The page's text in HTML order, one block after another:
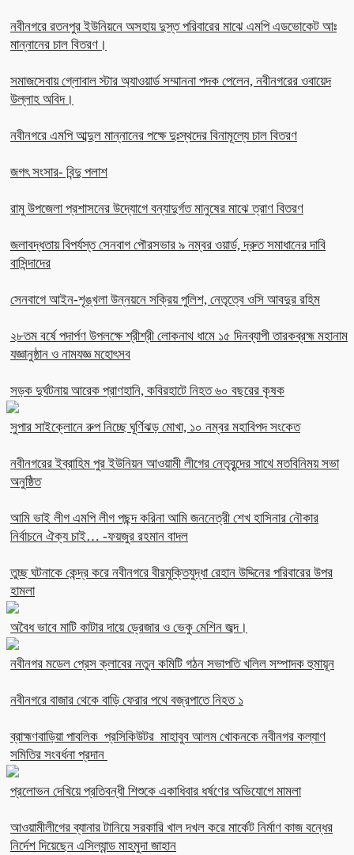
নবীনগরে রতনপুর ইউনিয়নে অসহায় দুস্ত পরিবারের মাঝে এমপি এডভোকেট আঃ
মান্নানের চাল বিতরণ।
সমাজসেবায় গ্লোবাল স্টার অ্যাওয়ার্ড সম্মাননা পদক পেলেন, নবীনগরের ওবায়েদ
উল্লাহ অবিদ।
নবীনগরে এমপি আব্দুল মান্নানের পক্ষে দুঃস্থদের বিনামূল্যে চাল বিতরণ
জগৎ সংসার- বিন্দু পলাশ
রামু উপজেলা প্রশাসনের উদ্যোগে বন্যাদুর্গত মানুষের মাঝে ত্রাণ বিতরণ
জলাবদ্ধতায় বিপর্যস্ত সেনবাগ পৌরসভার ৯ নম্বর ওয়ার্ড, দ্রুত সমাধানের দাবি
বাসিন্দাদের
সেনবাগে আইন-শৃঙ্খলা উন্নয়নে সক্রিয় পুলিশ, নেতৃত্বে ওসি আবদুর রহিম
২৮তম বর্ষে পদার্পণ উপলক্ষে শ্রীশ্রী লোকনাথ ধামে ১৫ দিনব্যাপী তারকব্রহ্ম মহানাম
যজ্ঞানুষ্ঠান ও নামযজ্ঞ মহোৎসব
সড়ক দুর্ঘটনায় আরেক প্রাণহানি, কবিরহাটে নিহত ৬০ বছরের কৃষক
সুপার সাইক্লোনে রুপ নিচ্ছে ঘূর্ণিঝড় মোখা, ১০ নম্বর মহাবিপদ সংকেত
নবীনগরের ইব্রাহিম পুর ইউনিয়ন আওয়ামী লীগের নেতৃবৃন্দের সাথে মতবিনিময় সভা
অনুষ্ঠিত
আমি ভাই লীগ এমপি লীগ পছন্দ করিনা আমি জননেত্রী শেখ হাসিনার নৌকার
নির্বাচনে ঐক্য চাই… -ফয়জুর রহমান বাদল
তুচ্ছ ঘটনাকে কেন্দ্র করে নবীনগরে বীরমুক্তিযুদ্ধা রেহান উদ্দিনের পরিবারের উপর
হামলা
অবৈধ ভাবে মাটি কাটার দায়ে ড্রেজার ও ভেকু মেশিন জব্দ।
নবীনগর মডেল প্রেস ক্লাবের নতুন কমিটি গঠন সভাপতি খলিল সম্পাদক হুমায়ূন
নবীনগরে বাজার থেকে বাড়ি ফেরার পথে বজ্রপাতে নিহত ১
ব্রাহ্মণবাড়িয়া পাবলিক প্রসিকিউটর মাহাবুব আলম খোকনকে নবীনগর কল্যাণ
সমিতির সংবর্ধনা প্রদান
প্রলোভন দেখিয়ে প্রতিবন্ধী শিশুকে একাধিবার ধর্ষণের অভিযোগে মামলা
আওয়ামীলীগের ব্যানার টানিয়ে সরকারি খাল দখল করে মার্কেট নির্মাণ কাজ বন্ধের
নির্দেশ দিয়েছেন এসিল্যান্ড মাহমুদা জাহান